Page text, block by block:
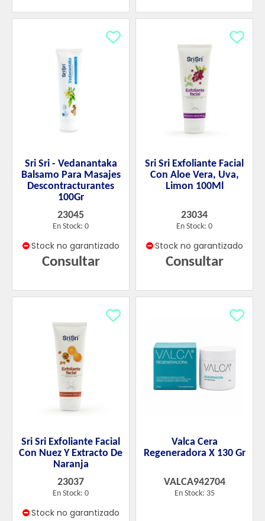
Sri Sri - Vedanantaka
Balsamo Para Masajes
Descontracturantes
100Gr
23045
En Stock: 0
Stock no garantizado
Consultar
Sri Sri Exfoliante Facial
Con Aloe Vera, Uva,
Limon 100Ml
23034
En Stock: 0
Stock no garantizado
Consultar
Sri Sri Exfoliante Facial
Con Nuez Y Extracto De
Naranja
23037
En Stock: 0
Stock no garantizado
Valca Cera
Regeneradora X 130 Gr
VALCA942704
En Stock: 35